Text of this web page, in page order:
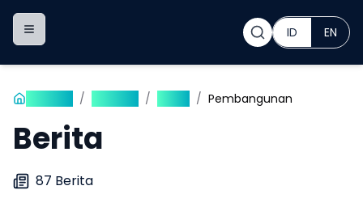
Toggle navigation menu ID EN
/ / / Pembangunan
Berita
87 Berita